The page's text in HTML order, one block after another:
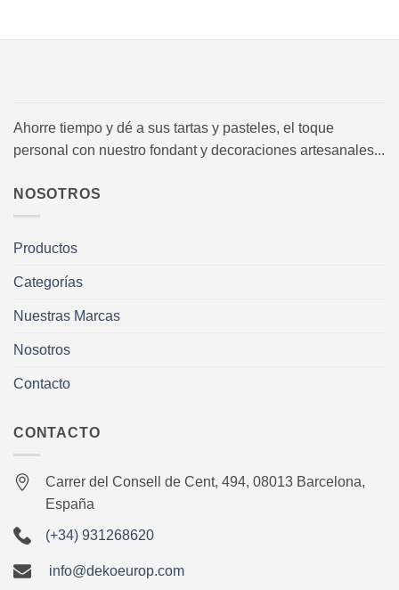
Ahorre tiempo y dé a sus tartas y pasteles, el toque
personal con nuestro fondant y decoraciones artesanales...
NOSOTROS
Productos
Categorías
Nuestras Marcas
Nosotros
Contacto
CONTACTO
Carrer del Consell de Cent, 494, 08013 Barcelona,
España
(+34) 931268620
info@dekoeurop.com